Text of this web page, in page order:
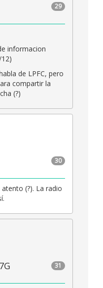
29
informacion
de LPFC, pero
compartir la
(?)
30
(?). La radio
31